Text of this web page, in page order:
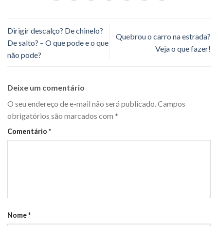
Dirigir descalço? De chinelo?
De salto? – O que pode e o que
não pode?
Quebrou o carro na estrada?
Veja o que fazer!
Deixe um comentário
O seu endereço de e-mail não será publicado.Campos
obrigatórios são marcados com *
Comentário *
Nome*